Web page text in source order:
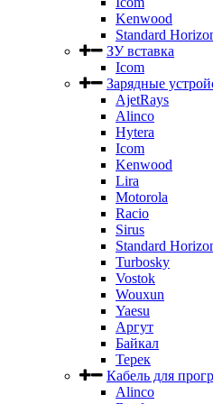
Kenwood
Standard
ЗУ вставка
Icom
Зарядные
AjetRays
Alinco
Hytera
Icom
Kenwood
Lira
Motorola
Racio
Sirus
Standard
Turbosky
Vostok
Wouxun
Yaesu
Аргут
Байкал
Терек
Кабель для
Alinco